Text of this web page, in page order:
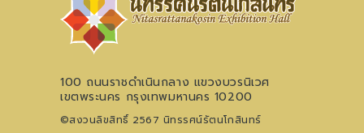
100 ถนนราชดำเนินกลาง แขวงบวรนิเวศ
เขตพระนคร กรุงเทพมหานคร 10200
©สงวนลิขสิทธิ์ 2567 นิทรรศน์รัตนโกสินทร์